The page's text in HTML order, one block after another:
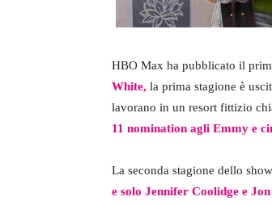
HBO Max ha pubblicato il
White, la prima stagione è
lavorano in un resort fittizio
11 nomination agli Emmy e
La seconda stagione dello
e solo Jennifer Coolidge e